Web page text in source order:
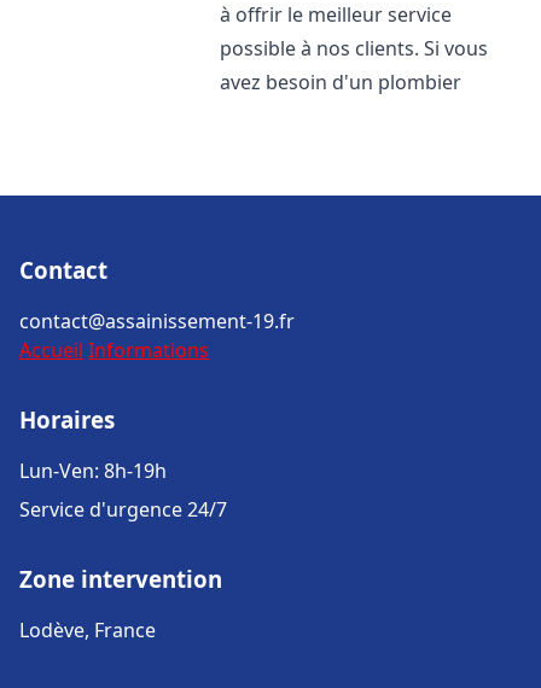
à offrir le meilleur service
possible à nos clients. Si vous
avez besoin d'un plombier
Contact
contact@assainissement-19.fr
Accueil Informations
Horaires
Lun-Ven: 8h-19h
Service d'urgence 24/7
Zone intervention
Lodève, France